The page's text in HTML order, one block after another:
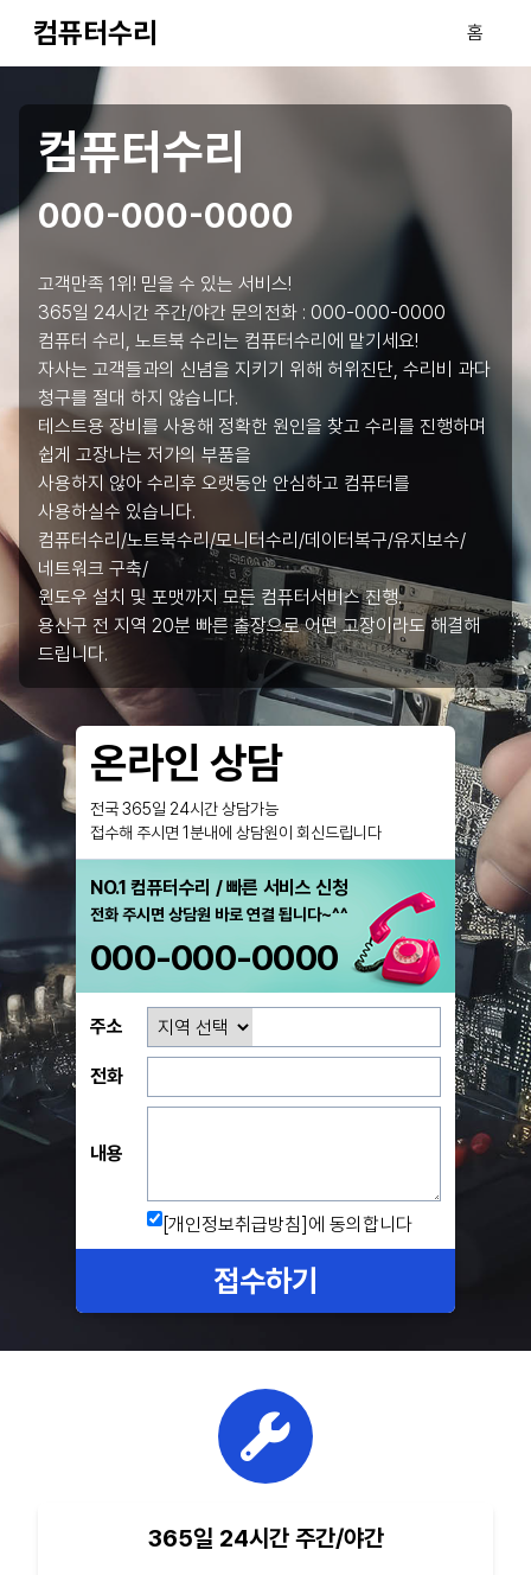
컴퓨터수리 홈
컴퓨터수리
000-000-0000
고객만족 1위! 믿을 수 있는 서비스!
365일 24시간 주간/야간 문의전화 : 000-000-0000
컴퓨터 수리, 노트북 수리는 컴퓨터수리에 맡기세요!
자사는 고객들과의 신념을 지키기 위해 허위진단, 수리비 과다
청구를 절대 하지 않습니다.
테스트용 장비를 사용해 정확한 원인을 찾고 수리를 진행하며
쉽게 고장나는 저가의 부품을
사용하지 않아 수리후 오랫동안 안심하고 컴퓨터를
사용하실수 있습니다.
컴퓨터수리/노트북수리/모니터수리/데이터복구/유지보수/
네트워크 구축/
윈도우 설치 및 포맷까지 모든 컴퓨터서비스 진행.
용산구 전 지역 20분 빠른 출장으로 어떤 고장이라도 해결해
드립니다.
온라인 상담
전국 365일 24시간 상담가능
접수해 주시면 1분내에 상담원이 회신드립니다
NO.1 컴퓨터수리 / 빠른 서비스 신청
전화 주시면 상담원 바로 연결 됩니다~^^
000-000-0000
주소
전화
내용
[개인정보취급방침] 에 동의합니다
접수하기
365일 24시간 주간/야간